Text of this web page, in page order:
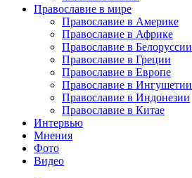
Православие в мире
Православие в Америке
Православие в Африке
Православие в Белоруссии
Православие в Греции
Православие в Европе
Православие в Ингушетии
Православие в Индонезии
Православие в Китае
Интервью
Мнения
Фото
Видео